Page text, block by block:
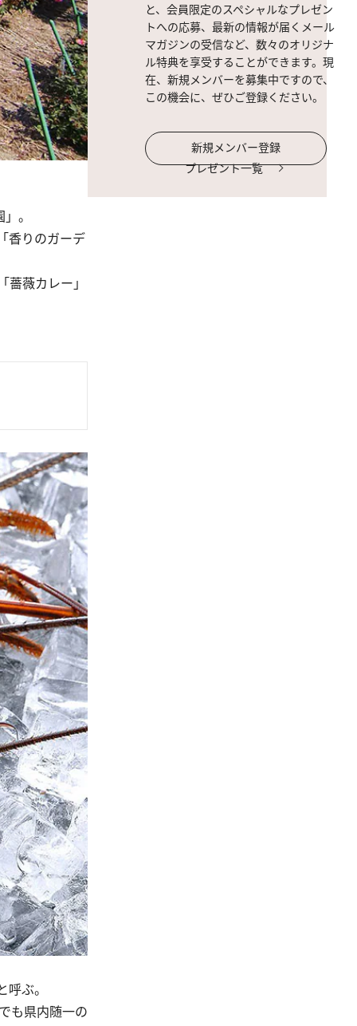
。
香りのガーデ
薇カレー」
ぶ。
も県内随一の
と、会員限定のスペシャルなプレゼン
トへの応募、最新の情報が届くメール
マガジンの受信など、数々のオリジナ
ル特典を享受することができます。現
在、新規メンバーを募集中ですので、
この機会に、ぜひご登録ください。
新規メンバー登録
プレゼント一覧